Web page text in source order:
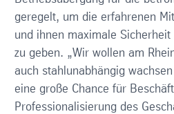
geregelt, um die erfahrenen
und ihnen maximale
zu geben. „Wir wollen am
auch stahlunabhängig
eine große Chance für
Professionalisierung des